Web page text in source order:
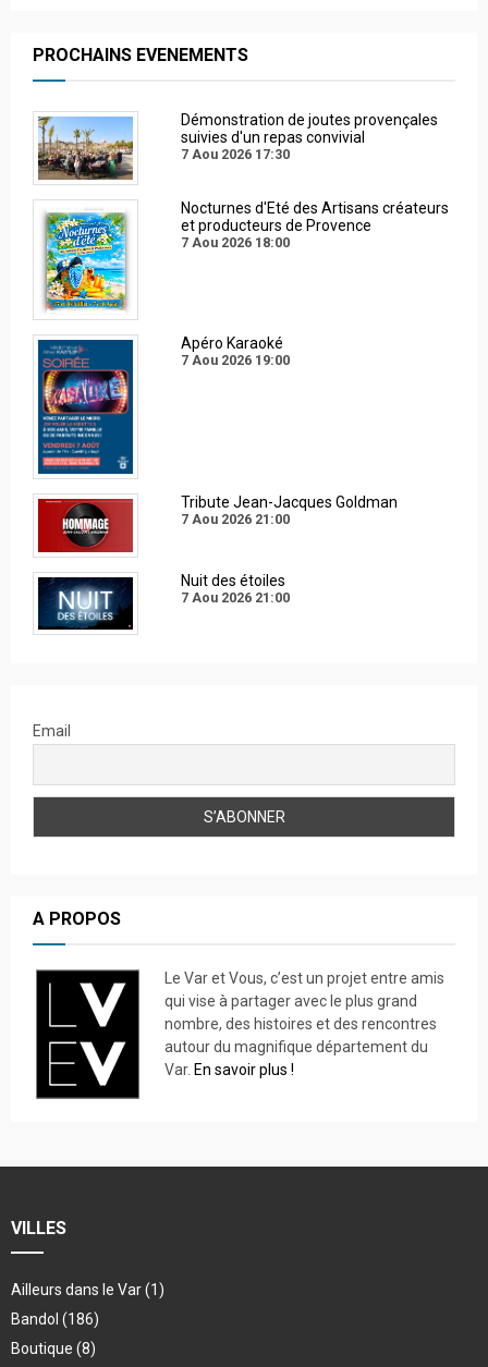
PROCHAINS EVENEMENTS
Démonstration de joutes provençales
suivies d'un repas convivial
7 Aou 2026 17:30
Nocturnes d'Eté des Artisans créateurs
et producteurs de Provence
7 Aou 2026 18:00
Apéro Karaoké
7 Aou 2026 19:00
Tribute Jean-Jacques Goldman
7 Aou 2026 21:00
Nuit des étoiles
7 Aou 2026 21:00
Email
A PROPOS
Le Var et Vous, c’est un projet entre amis
qui vise à partager avec le plus grand
nombre, des histoires et des rencontres
autour du magnifique département du
Var. En savoir plus !
VILLES
Ailleurs dans le Var(1)
Bandol (186)
Boutique (8)